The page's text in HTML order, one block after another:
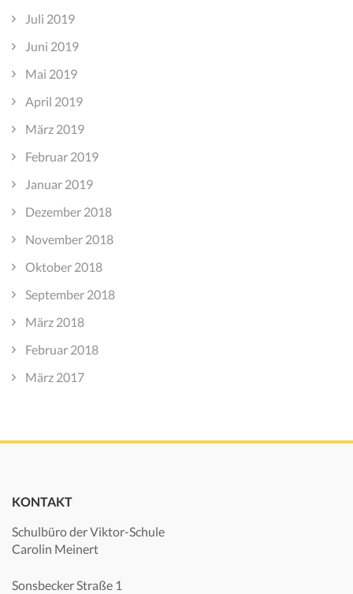
Juli 2019
Juni 2019
Mai 2019
April 2019
März 2019
Februar 2019
Januar 2019
Dezember 2018
November 2018
Oktober 2018
September 2018
März 2018
Februar 2018
März 2017
KONTAKT
Schulbüro der Viktor-Schule
Carolin Meinert
Sonsbecker Straße 1